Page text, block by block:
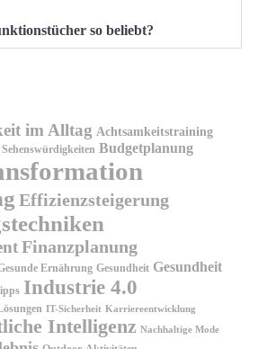
so beliebt?
im Alltag Achtsamkeitstraining
Budgetplanung
Effizienzsteigerung
Finanzplanung
Ernährung Gesundheit Gesundheit
Industrie 4.0
IT-Sicherheit Karriereentwicklung
Intelligenz Nachhaltige Mode